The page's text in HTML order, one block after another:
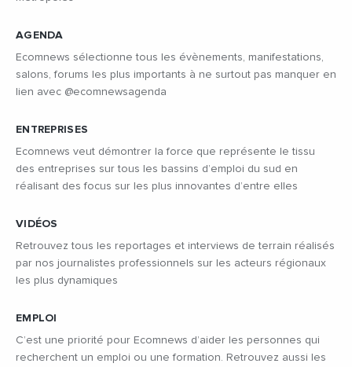
AGENDA
Ecomnews sélectionne tous les évènements, manifestations,
salons, forums les plus importants à ne surtout pas manquer en
lien avec @ecomnewsagenda
ENTREPRISES
Ecomnews veut démontrer la force que représente le tissu
des entreprises sur tous les bassins d’emploi du sud en
réalisant des focus sur les plus innovantes d’entre elles
VIDÉOS
Retrouvez tous les reportages et interviews de terrain réalisés
par nos journalistes professionnels sur les acteurs régionaux
les plus dynamiques
EMPLOI
C’est une priorité pour Ecomnews d’aider les personnes qui
recherchent un emploi ou une formation. Retrouvez aussi les